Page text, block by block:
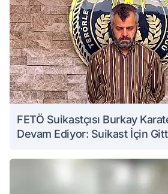
FETÖ Suikastçısı Burkay
Devam Ediyor: Suikast İçin